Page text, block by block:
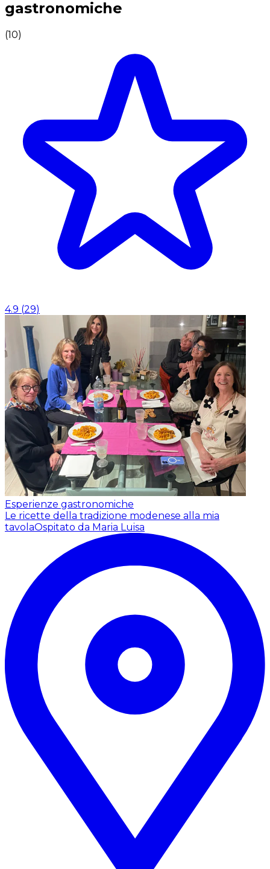
gastronomiche
(10)
4.9 (29)
Esperienze gastronomiche
Le ricette della tradizione modenese alla mia
tavolaOspitato da Maria Luisa